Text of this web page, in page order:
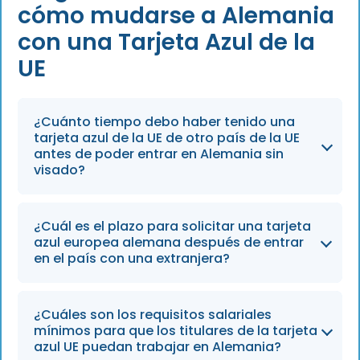
cómo mudarse a Alemania
con una Tarjeta Azul de la
UE
¿Cuánto tiempo debo haber tenido una
tarjeta azul de la UE de otro país de la UE
antes de poder entrar en Alemania sin
visado?
Debe haber sido titular de una tarjeta azul UE
expedida por otro Estado miembro de la UE
durante al menos 12 meses antes de que se le
tarjeta azul UE alemana.
¿Cuál es el plazo para solicitar una tarjeta
azul europea alemana después de entrar
en el país con una extranjera?
Después de llegar a Alemania con una tarjeta
azul UE de otro país de la UE, debe presentar
su solicitud para obtener una tarjeta azul UE
¿Cuáles son los requisitos salariales
mínimos para que los titulares de la tarjeta
azul UE puedan trabajar en Alemania?